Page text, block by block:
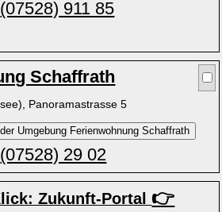
(07528) 911 85
Schaffrath
Panoramastrasse 5
(07528) 29 02
Zukunft-Portal 👉